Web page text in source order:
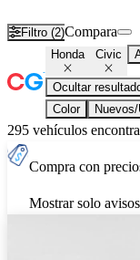
Filtro (2)Compara
Honda Civic
Ocultar
Color
295 vehículos
Compra con
Mostrar solo